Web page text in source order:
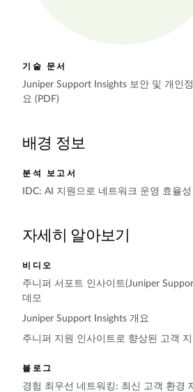
기술 문서
Juniper Support Insights 보안 및 개인
요 (PDF)
배경 정보
분석 보고서
IDC: AI 지원으로 네트워크 운영 효율
자세히 알아보기
비디오
주니퍼 서포트 인사이트(Juniper
데모
Juniper Support Insights 개요
주니퍼 지원 인사이트로 향상된 고객 지
블로그
경험 최우선 네트워킹: 최신 고객 환경